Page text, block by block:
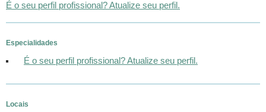
É o seu perfil profissional? Atualize seu perfil.
Especialidades
É o seu perfil profissional? Atualize seu perfil.
Locais